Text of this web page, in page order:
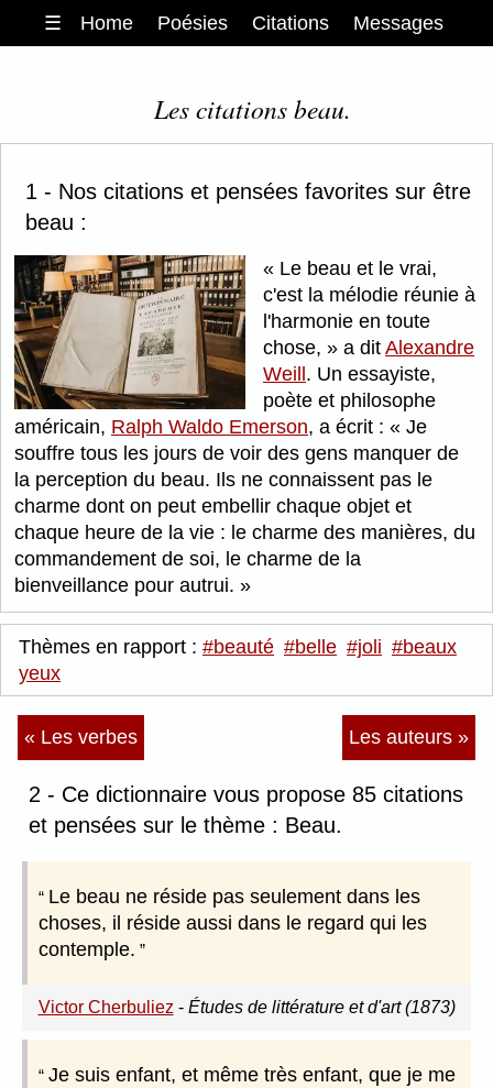
☰ Home Poésies Citations Messages
Les citations beau.
1 - Nos citations et pensées favorites sur être
beau :
Le beau et le vrai,
c'est la mélodie réunie à
l'harmonie en toute
chose,
a dit Alexandre
Weill . Un essayiste,
poète et philosophe
américain, Ralph Waldo Emerson, a écrit :
Je
souffre tous les jours de voir des gens manquer de
la perception du beau. Ils ne connaissent pas le
charme dont on peut embellir chaque objet et
chaque heure de la vie : le charme des manières, du
commandement de soi, le charme de la
bienveillance pour autrui.
Thèmes en rapport : #beauté #belle #joli #beaux
yeux
« Les verbes Les auteurs »
2 - Ce dictionnaire vous propose 85 citations
et pensées sur le thème : Beau.
Le beau ne réside pas seulement dans les
choses, il réside aussi dans le regard qui les
contemple.
Victor Cherbuliez - Études de littérature et d'art (1873)
Je suis enfant, et même très enfant, que je me